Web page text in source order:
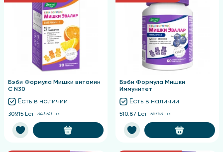
Бэби Формула Мишки витамин
С N30
Есть в наличии
309.15 Lei 343.50 Lei
Бэби Формула Мишки
Иммунитет
Есть в наличии
510.87 Lei 567.63 Lei